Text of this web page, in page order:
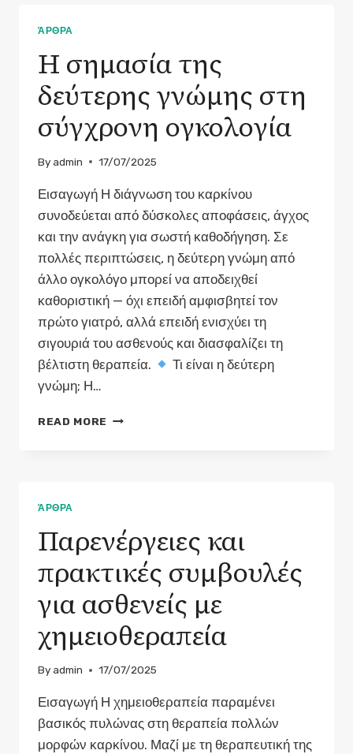
ΟΙΚΟΓΈΝΕΙΑ
ΓΙΑ
ΤΟΝ
ΚΑΡΚΊΝΟ
ΆΡΘΡΑ
Η σημασία της
δεύτερης γνώμης στη
σύγχρονη ογκολογία
Byadmin 17/07/2025
Εισαγωγή Η διάγνωση του καρκίνου
συνοδεύεται από δύσκολες αποφάσεις, άγχος
και την ανάγκη για σωστή καθοδήγηση. Σε
πολλές περιπτώσεις, η δεύτερη γνώμη από
άλλο ογκολόγο μπορεί να αποδειχθεί
καθοριστική — όχι επειδή αμφισβητεί τον
πρώτο γιατρό, αλλά επειδή ενισχύει τη
σιγουριά του ασθενούς και διασφαλίζει τη
βέλτιστη θεραπεία.
Τι είναι η δεύτερη
γνώμη; Η…
READ MORE
ΟΓΚΟΛΟΓΊΑ
ΆΡΘΡΑ
Παρενέργειες και
πρακτικές συμβουλές
για ασθενείς με
χημειοθεραπεία
Byadmin 17/07/2025
Εισαγωγή Η χημειοθεραπεία παραμένει
βασικός πυλώνας στη θεραπεία πολλών
μορφών καρκίνου. Μαζί με τη θεραπευτική της